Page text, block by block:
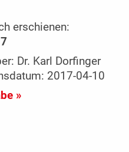
erschienen:
Dr. Karl Dorfinger
2017-04-10
»